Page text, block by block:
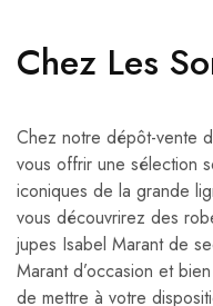
Chez Les
Chez notre dépôt-vente
vous offrir une sélection
iconiques de la grande
vous découvrirez des
jupes Isabel Marant de
Marant d’occasion et
de mettre à votre